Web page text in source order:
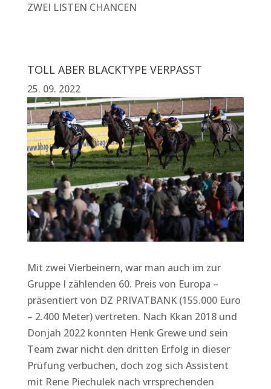
ZWEI LISTEN CHANCEN
TOLL ABER BLACKTYPE VERPASST
25. 09. 2022
Mit zwei Vierbeinern, war man auch im zur
Gruppe I zählenden 60. Preis von Europa –
präsentiert von DZ PRIVATBANK (155.000 Euro
– 2.400 Meter) vertreten. Nach Kkan 2018 und
Donjah 2022 konnten Henk Grewe und sein
Team zwar nicht den dritten Erfolg in dieser
Prüfung verbuchen, doch zog sich Assistent
mit Rene Piechulek nach vrrsprechenden